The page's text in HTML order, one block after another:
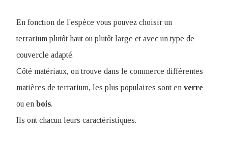
En fonction de l'espèce vous pouvez choisir un
terrarium plutôt haut ou plutôt large et avec un type de
couvercle adapté.
Côté matériaux, on trouve dans le commerce différentes
matières de terrarium, les plus populaires sont en verre
ou en bois.
Ils ont chacun leurs caractéristiques.